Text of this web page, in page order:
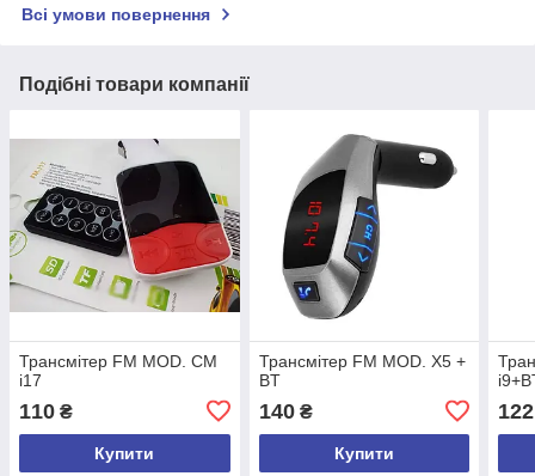
Всі умови повернення
Подібні товари компанії
Трансмітер FM MOD. CM
i17
110 ₴
Купити
Трансмітер FM MOD. X5 +
BT
140₴
Купити
122